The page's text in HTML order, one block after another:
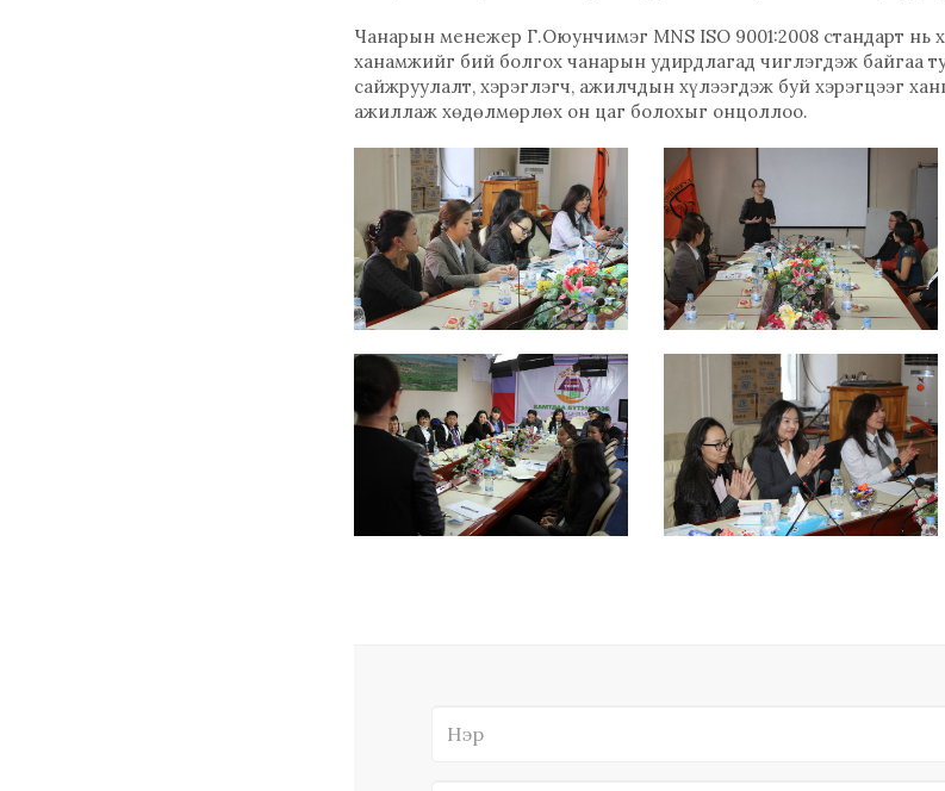
Чанарын менежер Г.Оюунчимэг MNS ISO 9001:2008 стандарт нь
ханамжийг бий болгох чанарын удирдлагад чиглэгдэж байгаа
сайжруулалт, хэрэглэгч, ажилчдын хүлээгдэж буй хэрэгцээг
ажиллаж хөдөлмөрлөх он цаг болохыг онцоллоо.